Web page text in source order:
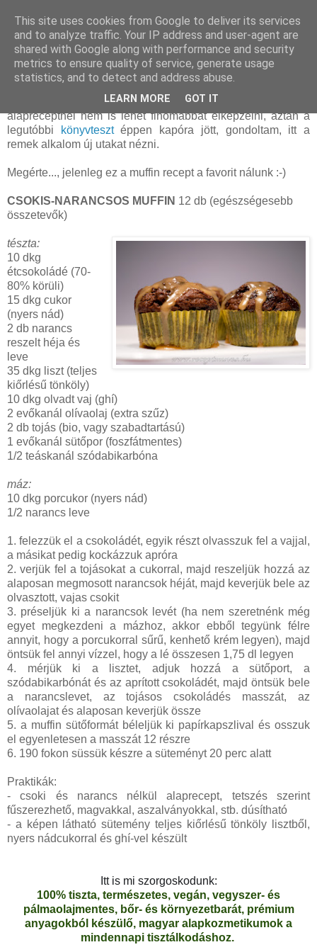
szombat, szeptember 22, 2012
Csokis-narancsos muffin
Sokáig azt gondoltam, hogy az általam ismert muffin
alapreceptnél nem is lehet finomabbat elképzelni, aztán a
legutóbbi
könyvtesztéppen kapóra jött, gondoltam, itt a
remek alkalom új utakat nézni.
Megérte..., jelenleg ez a muffin recept a favorit nálunk :-)
CSOKIS-NARANCSOS MUFFIN 12 db (egészségesebb
összetevők)
tészta:
10 dkg
étcsokoládé (70-
80% körüli)
15 dkg cukor
(nyers nád)
2 db narancs
reszelt héja és
leve
35 dkg liszt (teljes
kiőrlésű tönköly)
10 dkg olvadt vaj (ghí)
2 evőkanál olívaolaj (extra szűz)
2 db tojás (bio, vagy szabadtartású)
1 evőkanál sütőpor (foszfátmentes)
1/2 teáskanál szódabikarbóna
máz:
10 dkg porcukor (nyers nád)
1/2 narancs leve
1. felezzük el a csokoládét, egyik részt olvasszuk fel a vajjal,
a másikat pedig kockázzuk apróra
2. verjük fel a tojásokat a cukorral, majd reszeljük hozzá az
alaposan megmosott narancsok héját, majd keverjük bele az
olvasztott, vajas csokit
3. préseljük ki a narancsok levét (ha nem szeretnénk még
egyet megkezdeni a mázhoz, akkor ebből tegyünk félre
annyit, hogy a porcukorral sűrű, kenhető krém legyen), majd
öntsük fel annyi vízzel, hogy a lé összesen 1,75 dl legyen
4. mérjük ki a lisztet, adjuk hozzá a sütőport, a
szódabikarbónát és az aprított csokoládét, majd öntsük bele
a narancslevet, az tojásos csokoládés masszát, az
olívaolajat és alaposan keverjük össze
5. a muffin sütőformát béleljük ki papírkapszlival és osszuk
el egyenletesen a masszát 12 részre
6. 190 fokon süssük készre a süteményt 20 perc alatt
Praktikák:
- csoki és narancs nélkül alaprecept, tetszés szerint
fűszerezhető, magvakkal, aszalványokkal, stb. dúsítható
- a képen látható sütemény teljes kiőrlésű tönköly lisztből,
nyers nádcukorral és ghí-vel készült
Itt is mi szorgoskodunk:
100% tiszta, természetes, vegán, vegyszer- és
pálmaolajmentes, bőr- és környezetbarát, prémium
anyagokból készülő, magyar alapkozmetikumok a
mindennapi tisztálkodáshoz.
This site uses cookies from Google to deliver its services
and to analyze traffic. Your IP address and user-agent are
shared with Google along with performance and security
metrics to ensure quality of service, generate usage
statistics, and to detect and address abuse.
LEARN MORE GOT IT